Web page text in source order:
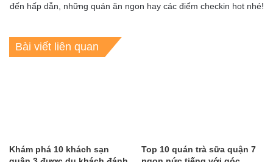
đến hấp dẫn, những quán ăn ngon hay các điểm checkin hot nhé!
Bài viết liên quan
Khám phá 10 khách sạn
Top 10 quán trà sữa quận 7